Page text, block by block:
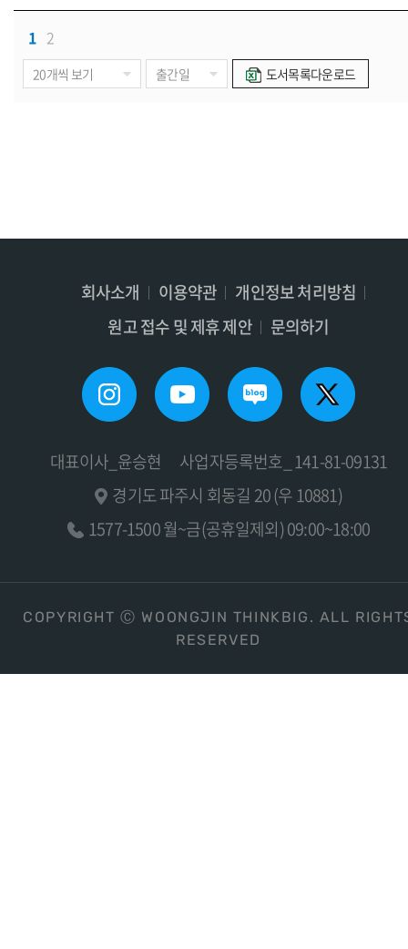
1 2
도서목록다운로드
회사소개 이용약관
개인정보 처리방침
원고 접수 및 제휴 제안
문의하기
대표이사_윤승현
사업자등록번호_ 141-81-09131
경기도 파주시 회동길 20 (우 10881)
1577-1500 월~금(공휴일제외) 09:00~18:00
COPYRIGHT Ⓒ WOONGJIN THINKBIG. ALL
RESERVED